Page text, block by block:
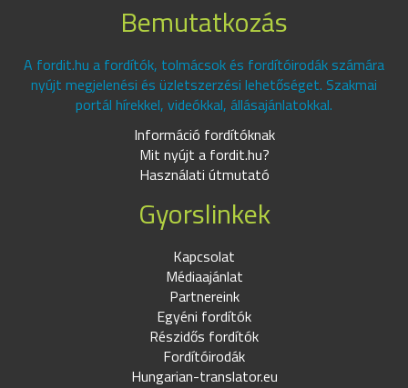
Bemutatkozás
A fordit.hu a fordítók, tolmácsok és fordítóirodák számára
nyújt megjelenési és üzletszerzési lehetőséget. Szakmai
portál hírekkel, videókkal, állásajánlatokkal.
Információ fordítóknak
Mit nyújt a fordit.hu?
Használati útmutató
Gyorslinkek
Kapcsolat
Médiaajánlat
Partnereink
Egyéni fordítók
Részidős fordítók
Fordítóirodák
Hungarian-translator.eu